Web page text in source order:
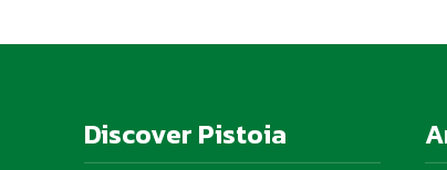
Discover Pistoia